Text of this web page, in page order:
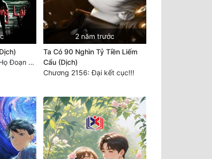
Chương 3694: Tiễn Họ Đoạn Đường Cuối - Hoàn
2 năm trước
Ta Có 90 Nghìn Tỷ Tiền Liếm
Cẩu (Dịch)
Chương 2156: Đại kết cục!!!